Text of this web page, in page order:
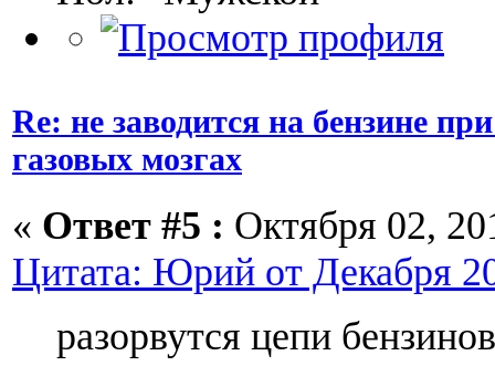
Re: не заводится на бензине
газовых мозгах
« Ответ #5 : Октября 02,
Цитата: Юрий от Декабря
разорвутся цепи